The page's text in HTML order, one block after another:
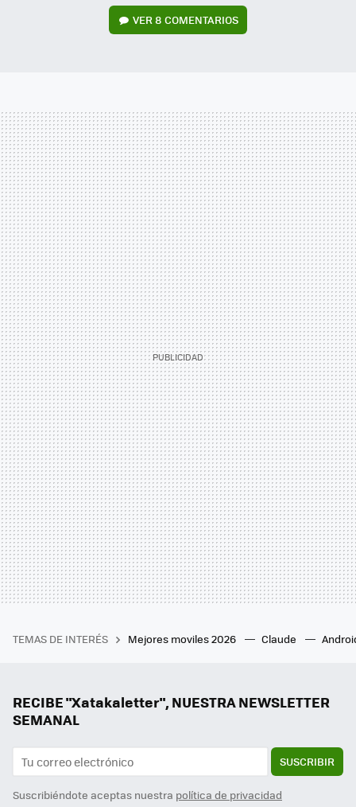
VER8 COMENTARIOS
TEMAS DE INTERÉS Mejores moviles 2026 Claude
RECIBE "Xatakaletter", NUESTRA NEWSLETTER
SEMANAL
SUSCRIBIR
Suscribiéndote aceptas nuestra política de privacidad